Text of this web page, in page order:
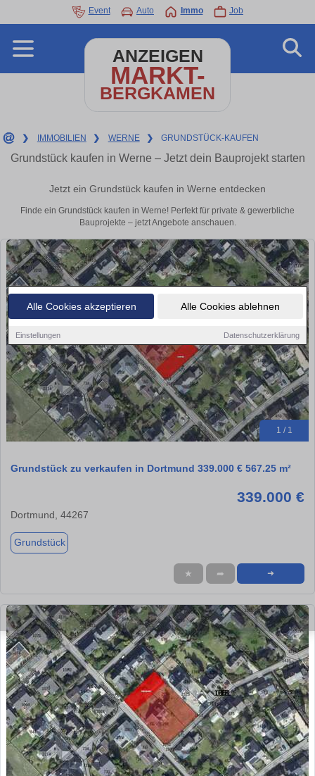
Alle Cookies akzeptieren Alle Cookies ablehnen
Einstellungen Datenschutzerklärung
Event Auto Immo Job
ANZEIGEN
MARKT-
BERGKAMEN
❯ IMMOBILIEN ❯ WERNE ❯ GRUNDSTÜCK-KAUFEN
Grundstück kaufen in Werne – Jetzt dein Bauprojekt starten
Jetzt ein Grundstück kaufen in Werne entdecken
Finde ein Grundstück kaufen in Werne! Perfekt für private & gewerbliche
Bauprojekte – jetzt Angebote anschauen.
1 / 1
Grundstück zu verkaufen in Dortmund 339.000 € 567.25 m²
339.000 €
Dortmund, 44267
Grundstück
★ ➦ ➜